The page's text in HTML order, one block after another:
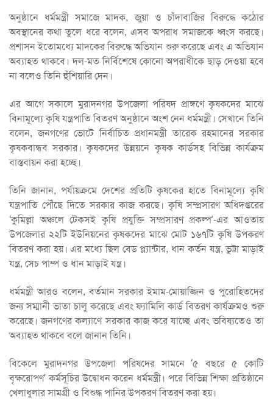
অনুষ্ঠানে ধর্মমন্ত্রী সমাজে মাদক, জুয়া ও চাঁদাবাজির বিরুদ্ধে কঠোর
অবস্থানের কথা তুলে ধরে বলেন, এসব অপরাধ সমাজকে ধ্বংস করছে।
প্রশাসন ইতোমধ্যে মাদকের বিরুদ্ধে অভিযান শুরু করেছে এবং এ অভিযান
অব্যাহত থাকবে। দল-মত নির্বিশেষে কোনো অপরাধীকে ছাড় দেওয়া হবে
না বলেও তিনি হুঁশিয়ারি দেন।
এর আগে সকালে মুরাদনগর উপজেলা পরিষদ প্রাঙ্গণে কৃষকদের মাঝে
বিনামূল্যে কৃষি যন্ত্রপাতি বিতরণ অনুষ্ঠানে অংশ নেন ধর্মমন্ত্রী। সেখানে তিনি
বলেন, জনগণের ভোটে নির্বাচিত প্রধানমন্ত্রী তারেক রহমানের সরকার
কৃষকবান্ধব সরকার। কৃষকদের উন্নয়নে কৃষক কার্ডসহ বিভিন্ন কার্যক্রম
বাস্তবায়ন করা হচ্ছে।
তিনি জানান, পর্যায়ক্রমে দেশের প্রতিটি কৃষকের হাতে বিনামূল্যে কৃষি
যন্ত্রপাতি পৌঁছে দিতে সরকার কাজ করছে। কৃষি সম্প্রসারণ অধিদপ্তরের
‘কুমিল্লা অঞ্চলে টেকসই কৃষি প্রযুক্তি সম্প্রসারণ প্রকল্প’-এর আওতায়
উপজেলার ২২টি ইউনিয়নের কৃষকদের মাঝে মোট ১৬৭টি কৃষি উপকরণ
বিতরণ করা হয়। এর মধ্যে ছিল বেড প্ল্যান্টার, ধান কর্তন যন্ত্র, ভুট্টা মাড়াই
যন্ত্র, সেচ পাম্প ও ধান মাড়াই যন্ত্র।
ধর্মমন্ত্রী আরও বলেন, বর্তমান সরকার ইমাম-মোয়াজ্জিন ও পুরোহিতদের
জন্য সম্মানী ভাতা চালু করেছে এবং ফ্যামিলি কার্ড বিতরণ কার্যক্রমও শুরু
করেছে। জনগণের কল্যাণে সরকার কাজ করে যাচ্ছে এবং ভবিষ্যতেও তা
অব্যাহত থাকবে বলে জানান তিনি।
বিকেলে মুরাদনগর উপজেলা পরিষদের সামনে ‘৫ বছরে ৫ কোটি
বৃক্ষরোপণ’ কর্মসূচির উদ্বোধন করেন ধর্মমন্ত্রী। পরে বিভিন্ন শিক্ষা প্রতিষ্ঠানে
খেলাধুলার সামগ্রী ও বিশুদ্ধ পানির উপকরণ বিতরণ করা হয়।